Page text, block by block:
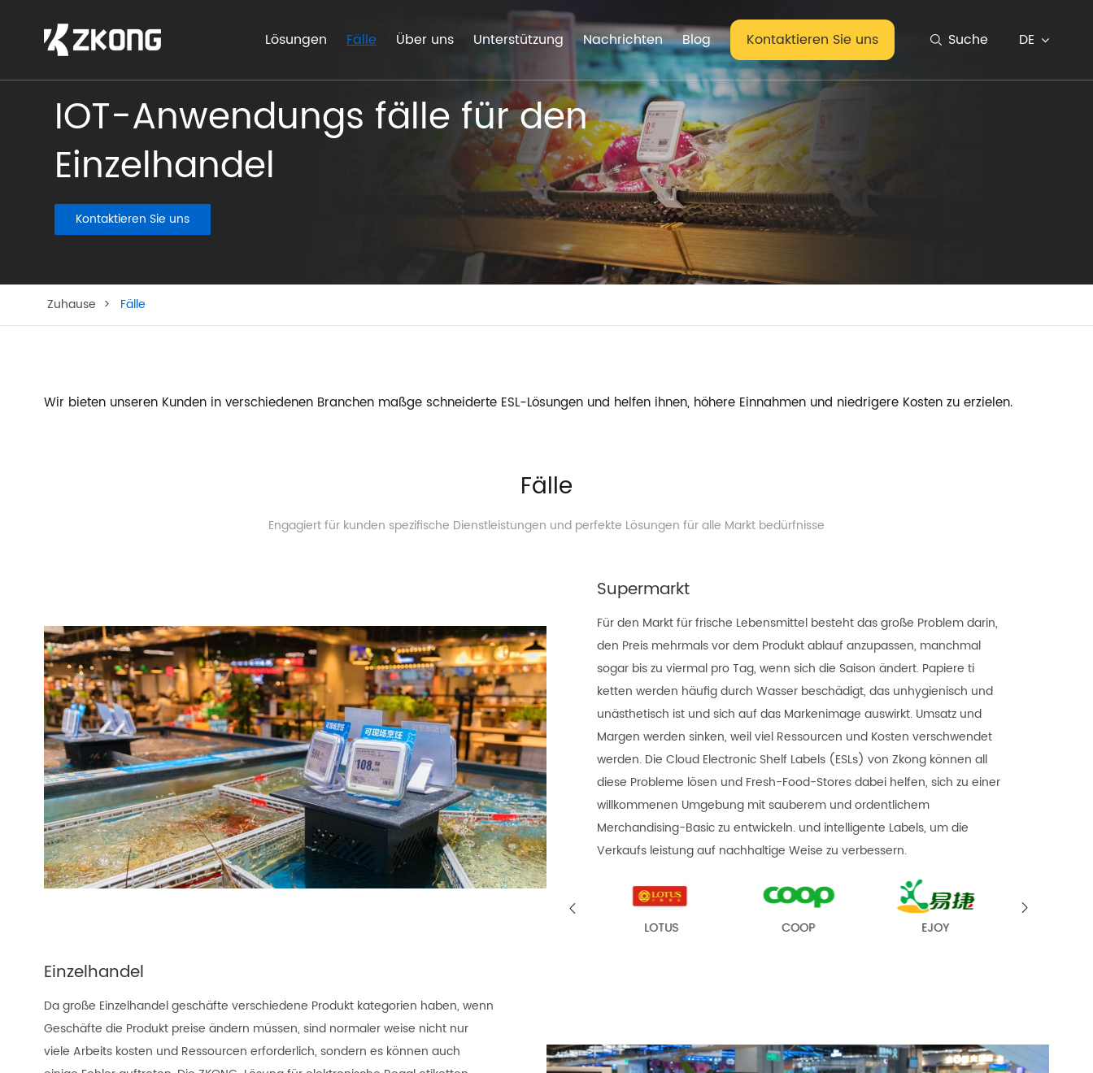
Lösungen Fälle Über uns Unterstützung Nachrichten Blog Kontaktieren Sie uns  Suche DE
IOT-Anwendungs fälle für den
Einzelhandel
Kontaktieren Sie uns
Zuhause Fälle
Wir bieten unseren Kunden in verschiedenen Branchen maßge schneiderte ESL-Lösungen und helfen ihnen, höhere Einnahmen und niedrigere Kosten zu erzielen.
Fälle
Engagiert für kunden spezifische Dienstleistungen und perfekte Lösungen für alle Markt bedürfnisse
Supermarkt
Für den Markt für frische Lebensmittel besteht das große Problem darin,
den Preis mehrmals vor dem Produkt ablauf anzupassen, manchmal
sogar bis zu viermal pro Tag, wenn sich die Saison ändert. Papiere ti
ketten werden häufig durch Wasser beschädigt, das unhygienisch und
unästhetisch ist und sich auf das Markenimage auswirkt. Umsatz und
Margen werden sinken, weil viel Ressourcen und Kosten verschwendet
werden. Die Cloud Electronic Shelf Labels (ESLs) von Zkong können all
diese Probleme lösen und Fresh-Food-Stores dabei helfen, sich zu einer
willkommenen Umgebung mit sauberem und ordentlichem
Merchandising-Basic zu entwickeln. und intelligente Labels, um die
Verkaufs leistung auf nachhaltige Weise zu verbessern.
COOP EJOY RT- MART
 
Einzelhandel
Da große Einzelhandel geschäfte verschiedene Produkt kategorien haben, wenn
Geschäfte die Produkt preise ändern müssen, sind normaler weise nicht nur
viele Arbeits kosten und Ressourcen erforderlich, sondern es können auch